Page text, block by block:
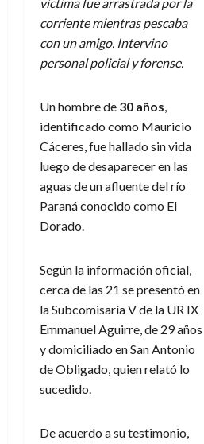
corriente mientras pescaba
con un amigo. Intervino
personal policial y forense.
Un hombre de 30 años,
identificado como Mauricio
Cáceres, fue hallado sin vida
luego de desaparecer en las
aguas de un afluente del río
Paraná conocido como El
Dorado.
Según la información oficial,
cerca de las 21 se presentó en
la Subcomisaría V de la UR IX
Emmanuel Aguirre, de 29 años
y domiciliado en San Antonio
de Obligado, quien relató lo
sucedido.
De acuerdo a su testimonio,